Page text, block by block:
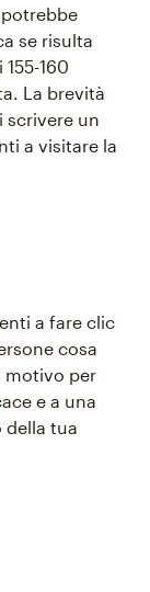
se risulta
160
La brevità
scrivere un
a visitare la
a fare clic
cosa
motivo per
e a una
della tua